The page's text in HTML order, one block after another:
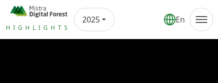
HIGHLIGHTS Årsrapport
2025 En